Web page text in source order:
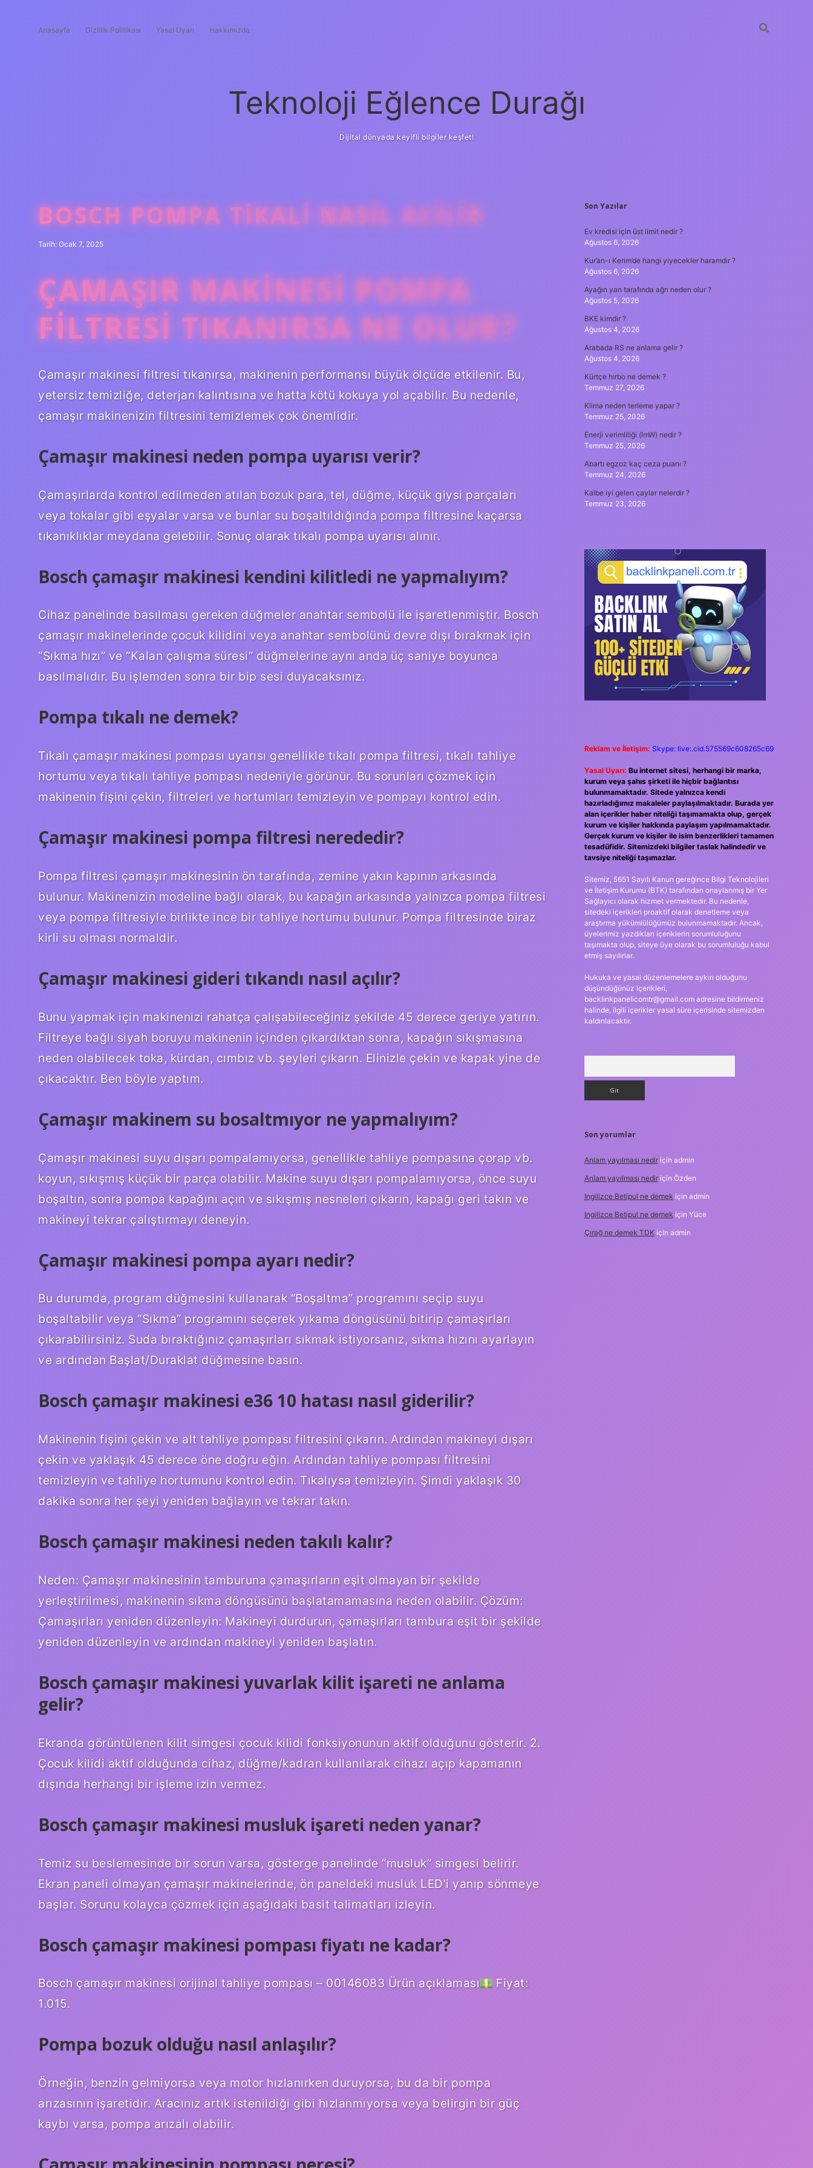
Anasayfa Gizlilik Politikası Yasal Uyarı Hakkımızda
Teknoloji Eğlence Durağı
Dijital dünyada keyifli bilgiler keşfet!
BOSCH POMPA TIKALI NASIL ACILIR
Tarih: Ocak 7, 2025
ÇAMAŞIR MAKINESI POMPA
FILTRESI TIKANIRSA NE OLUR?
Çamaşır makinesi filtresi tıkanırsa, makinenin performansı büyük ölçüde etkilenir. Bu,
yetersiz temizliğe, deterjan kalıntısına ve hatta kötü kokuya yol açabilir. Bu nedenle,
çamaşır makinenizin filtresini temizlemek çok önemlidir.
Çamaşır makinesi neden pompa uyarısı verir?
Çamaşırlarda kontrol edilmeden atılan bozuk para, tel, düğme, küçük giysi parçaları
veya tokalar gibi eşyalar varsa ve bunlar su boşaltıldığında pompa filtresine kaçarsa
tıkanıklıklar meydana gelebilir. Sonuç olarak tıkalı pompa uyarısı alınır.
Bosch çamaşır makinesi kendini kilitledi ne yapmalıyım?
Cihaz panelinde basılması gereken düğmeler anahtar sembolü ile işaretlenmiştir. Bosch
çamaşır makinelerinde çocuk kilidini veya anahtar sembolünü devre dışı bırakmak için
“Sıkma hızı” ve “Kalan çalışma süresi” düğmelerine aynı anda üç saniye boyunca
basılmalıdır. Bu işlemden sonra bir bip sesi duyacaksınız.
Pompa tıkalı ne demek?
Tıkalı çamaşır makinesi pompası uyarısı genellikle tıkalı pompa filtresi, tıkalı tahliye
hortumu veya tıkalı tahliye pompası nedeniyle görünür. Bu sorunları çözmek için
makinenin fişini çekin, filtreleri ve hortumları temizleyin ve pompayı kontrol edin.
Çamaşır makinesi pompa filtresi nerededir?
Pompa filtresi çamaşır makinesinin ön tarafında, zemine yakın kapının arkasında
bulunur. Makinenizin modeline bağlı olarak, bu kapağın arkasında yalnızca pompa filtresi
veya pompa filtresiyle birlikte ince bir tahliye hortumu bulunur. Pompa filtresinde biraz
kirli su olması normaldir.
Çamaşır makinesi gideri tıkandı nasıl açılır?
Bunu yapmak için makinenizi rahatça çalışabileceğiniz şekilde 45 derece geriye yatırın.
Filtreye bağlı siyah boruyu makinenin içinden çıkardıktan sonra, kapağın sıkışmasına
neden olabilecek toka, kürdan, cımbız vb. şeyleri çıkarın. Elinizle çekin ve kapak yine de
çıkacaktır. Ben böyle yaptım.
Çamaşır makinem su bosaltmıyor ne yapmalıyım?
Çamaşır makinesi suyu dışarı pompalamıyorsa, genellikle tahliye pompasına çorap vb.
koyun, sıkışmış küçük bir parça olabilir. Makine suyu dışarı pompalamıyorsa, önce suyu
boşaltın, sonra pompa kapağını açın ve sıkışmış nesneleri çıkarın, kapağı geri takın ve
makineyi tekrar çalıştırmayı deneyin.
Çamaşır makinesi pompa ayarı nedir?
Bu durumda, program düğmesini kullanarak “Boşaltma” programını seçip suyu
boşaltabilir veya “Sıkma” programını seçerek yıkama döngüsünü bitirip çamaşırları
çıkarabilirsiniz. Suda bıraktığınız çamaşırları sıkmak istiyorsanız, sıkma hızını ayarlayın
ve ardından Başlat/Duraklat düğmesine basın.
Bosch çamaşır makinesi e36 10 hatası nasıl giderilir?
Makinenin fişini çekin ve alt tahliye pompası filtresini çıkarın. Ardından makineyi dışarı
çekin ve yaklaşık 45 derece öne doğru eğin. Ardından tahliye pompası filtresini
temizleyin ve tahliye hortumunu kontrol edin. Tıkalıysa temizleyin. Şimdi yaklaşık 30
dakika sonra her şeyi yeniden bağlayın ve tekrar takın.
Bosch çamaşır makinesi neden takılı kalır?
Neden: Çamaşır makinesinin tamburuna çamaşırların eşit olmayan bir şekilde
yerleştirilmesi, makinenin sıkma döngüsünü başlatamamasına neden olabilir. Çözüm:
Çamaşırları yeniden düzenleyin: Makineyi durdurun, çamaşırları tambura eşit bir şekilde
yeniden düzenleyin ve ardından makineyi yeniden başlatın.
Bosch çamaşır makinesi yuvarlak kilit işareti ne anlama
gelir?
Ekranda görüntülenen kilit simgesi çocuk kilidi fonksiyonunun aktif olduğunu gösterir. 2.
Çocuk kilidi aktif olduğunda cihaz, düğme/kadran kullanılarak cihazı açıp kapamanın
dışında herhangi bir işleme izin vermez.
Bosch çamaşır makinesi musluk işareti neden yanar?
Temiz su beslemesinde bir sorun varsa, gösterge panelinde “musluk” simgesi belirir.
Ekran paneli olmayan çamaşır makinelerinde, ön paneldeki musluk LED’i yanıp sönmeye
başlar. Sorunu kolayca çözmek için aşağıdaki basit talimatları izleyin.
Bosch çamaşır makinesi pompası fiyatı ne kadar?
Bosch çamaşır makinesi orijinal tahliye pompası – 00146083 Ürün açıklaması
Fiyat:
1.015.
Pompa bozuk olduğu nasıl anlaşılır?
Örneğin, benzin gelmiyorsa veya motor hızlanırken duruyorsa, bu da bir pompa
arızasının işaretidir. Aracınız artık istenildiği gibi hızlanmıyorsa veya belirgin bir güç
kaybı varsa, pompa arızalı olabilir.
SIDEBAR
Son Yazılar
Ev kredisi için üst limit nedir ?
Ağustos 6, 2026
Kur’an-ı Kerim’de hangi yiyecekler haramdır ?
Ağustos 6, 2026
Ayağın yan tarafında ağrı neden olur ?
Ağustos 5, 2026
BKE kimdir ?
Ağustos 4, 2026
Arabada RS ne anlama gelir ?
Ağustos 4, 2026
Kürtçe hırbo ne demek ?
Temmuz 27, 2026
Klima neden terleme yapar ?
Temmuz 25, 2026
Enerji verimliliği (lmW) nedir ?
Temmuz 25, 2026
Abartı egzoz kaç ceza puanı ?
Temmuz 24, 2026
Kalbe iyi gelen çaylar nelerdir ?
Temmuz 23, 2026
Reklam ve İletişim: Skype: live:.cid.575569c608265c69
Yasal Uyarı: Bu internet sitesi, herhangi bir marka,
kurum veya şahıs şirketi ile hiçbir bağlantısı
bulunmamaktadır. Sitede yalnızca kendi
hazırladığımız makaleler paylaşılmaktadır. Burada yer
alan içerikler haber niteliği taşımamakta olup, gerçek
kurum ve kişiler hakkında paylaşım yapılmamaktadır.
Gerçek kurum ve kişiler ile isim benzerlikleri tamamen
tesadüfidir. Sitemizdeki bilgiler taslak halindedir ve
tavsiye niteliği taşımazlar.
Sitemiz, 5651 Sayılı Kanun gereğince Bilgi Teknolojileri
ve İletişim Kurumu (BTK) tarafından onaylanmış bir Yer
Sağlayıcı olarak hizmet vermektedir. Bu nedenle,
sitedeki içerikleri proaktif olarak denetleme veya
araştırma yükümlülüğümüz bulunmamaktadır. Ancak,
üyelerimiz yazdıkları içeriklerin sorumluluğunu
taşımakta olup, siteye üye olarak bu sorumluluğu kabul
etmiş sayılırlar.
Hukuka ve yasal düzenlemelere aykırı olduğunu
düşündüğünüz içerikleri,
backlinkpanelicomtr@gmail.comadresine bildirmeniz
halinde, ilgili içerikler yasal süre içerisinde sitemizden
kaldırılacaktır.
Son yorumlar
Anlam yayılması nediriçin admin
Anlam yayılması nediriçin Özden
Ingilizce Betipul ne demek için admin
Ingilizce Betipul ne demek için Yüce
Çırağ ne demek TDKiçin admin